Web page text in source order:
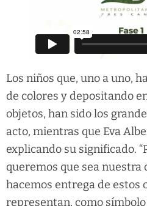
Los niños que, uno a uno,
de colores y depositando
objetos, han sido los
acto, mientras que Eva
explicando su significado.
queremos que sea nuestra
hacemos entrega de estos
representan, como